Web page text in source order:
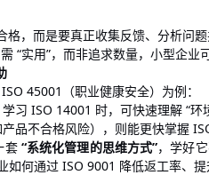
格，而是要真正收集反馈、分析问
“实用”，而非追求数量，小型企
45001（职业健康安全）为例：
学习 ISO 14001 时，可快速理解
品不合格风险），则能更快掌握
套 “系统化管理的思维方式”，学好
如何通过 ISO 9001 降低返工率、